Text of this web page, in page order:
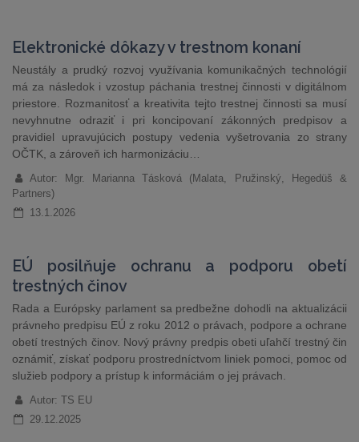
Elektronické dôkazy v trestnom konaní
Neustály a prudký rozvoj využívania komunikačných technológií
má za následok i vzostup páchania trestnej činnosti v digitálnom
priestore. Rozmanitosť a kreativita tejto trestnej činnosti sa musí
nevyhnutne odraziť i pri koncipovaní zákonných predpisov a
pravidiel upravujúcich postupy vedenia vyšetrovania zo strany
OČTK, a zároveň ich harmonizáciu…
Autor: Mgr. Marianna Tásková (Malata, Pružinský, Hegedüš &
Partners)
13.1.2026
EÚ posilňuje ochranu a podporu obetí
trestných činov
Rada a Európsky parlament sa predbežne dohodli na aktualizácii
právneho predpisu EÚ z roku 2012 o právach, podpore a ochrane
obetí trestných činov. Nový právny predpis obeti uľahčí trestný čin
oznámiť, získať podporu prostredníctvom liniek pomoci, pomoc od
služieb podpory a prístup k informáciám o jej právach.
Autor: TS EU
29.12.2025